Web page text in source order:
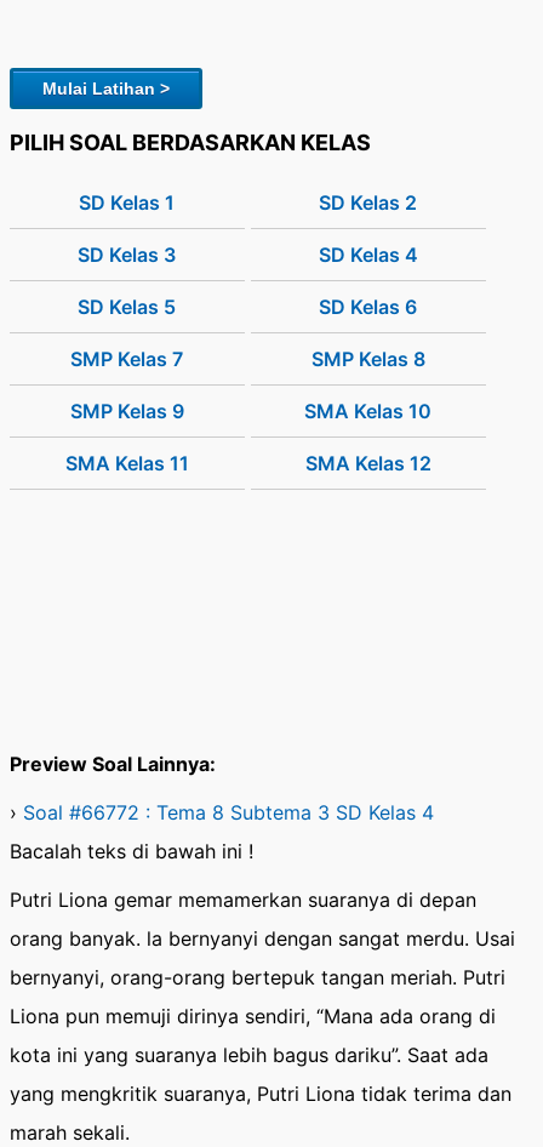
Mulai Latihan >
PILIH SOAL BERDASARKAN KELAS
SD Kelas 1 SD Kelas 2
SD Kelas 3 SD Kelas 4
SD Kelas 5 SD Kelas 6
SMP Kelas 7 SMP Kelas 8
SMP Kelas 9 SMA Kelas 10
SMA Kelas 11 SMA Kelas 12
Preview Soal Lainnya:
› Soal #66772 : Tema 8 Subtema 3 SD Kelas 4
Bacalah teks di bawah ini !
Putri Liona gemar memamerkan suaranya di depan
orang banyak. la bernyanyi dengan sangat merdu. Usai
bernyanyi, orang-orang bertepuk tangan meriah. Putri
Liona pun memuji dirinya sendiri, “Mana ada orang di
kota ini yang suaranya lebih bagus dariku”. Saat ada
yang mengkritik suaranya, Putri Liona tidak terima dan
marah sekali.